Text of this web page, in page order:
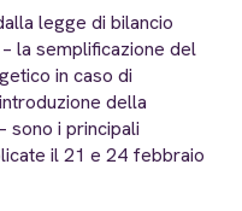
legge di bilancio
la semplificazione del
in caso di
della
sono i principali
il 21 e 24 febbraio